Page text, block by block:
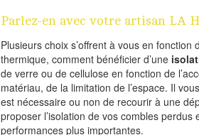
Parlez-en avec votre artisan LA
Plusieurs choix s’offrent à vous en
thermique, comment bénéficier d’une
de verre ou de cellulose en fonction de
matériau, de la limitation de l’espace. Il
est nécessaire ou non de recourir à une
proposer l’isolation de vos combles
performances plus importantes.